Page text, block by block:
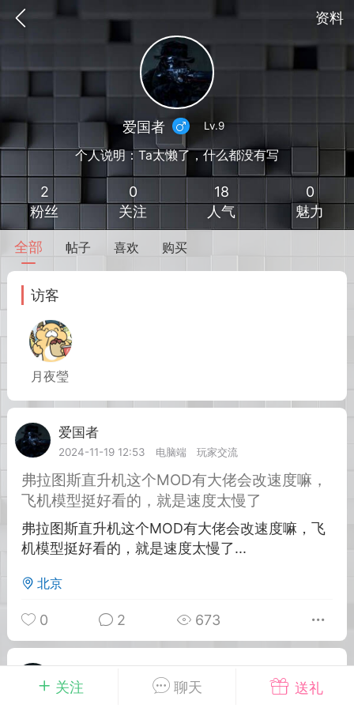
资料
我的钱包 道具 排行榜
MOD下载
大人
02-10 15:45
卖挂
禁止发布联机可用的作弊模组，
作弊模组的发布规范近期收到一些信息
环境，中文网特此发布以下声明，规范
模组的发布行为：1. *...
72 2.23w
大人
Lv.8
关注 聊天 送礼
爱国者 Lv.9
个人说明：Ta太懒了，什么都没有写
2
粉丝
0
关注
18
人气
0
魅力
全部 帖子 喜欢 购买
访客
月夜瑩
爱国者
2024-11-19 12:53
电脑端 玩家交流
弗拉图斯直升机这个MOD有大佬会改速度嘛，
飞机模型挺好看的，就是速度太慢了
弗拉图斯直升机这个MOD有大佬会改速度嘛，飞
机模型挺好看的，就是速度太慢了...
北京
0 2 673
2024-11-02 09:12
电脑端 玩家交流